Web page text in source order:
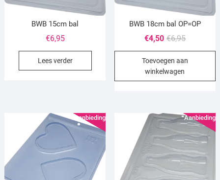
BWB 15cm bal
€6,95
Lees verder
BWB 18cm bal OP=OP
€6,95
prijs
was:
€4,50
Huidige
prijs
is:
Toevoegen aan
winkelwagen
Aanbieding! Aanbieding!